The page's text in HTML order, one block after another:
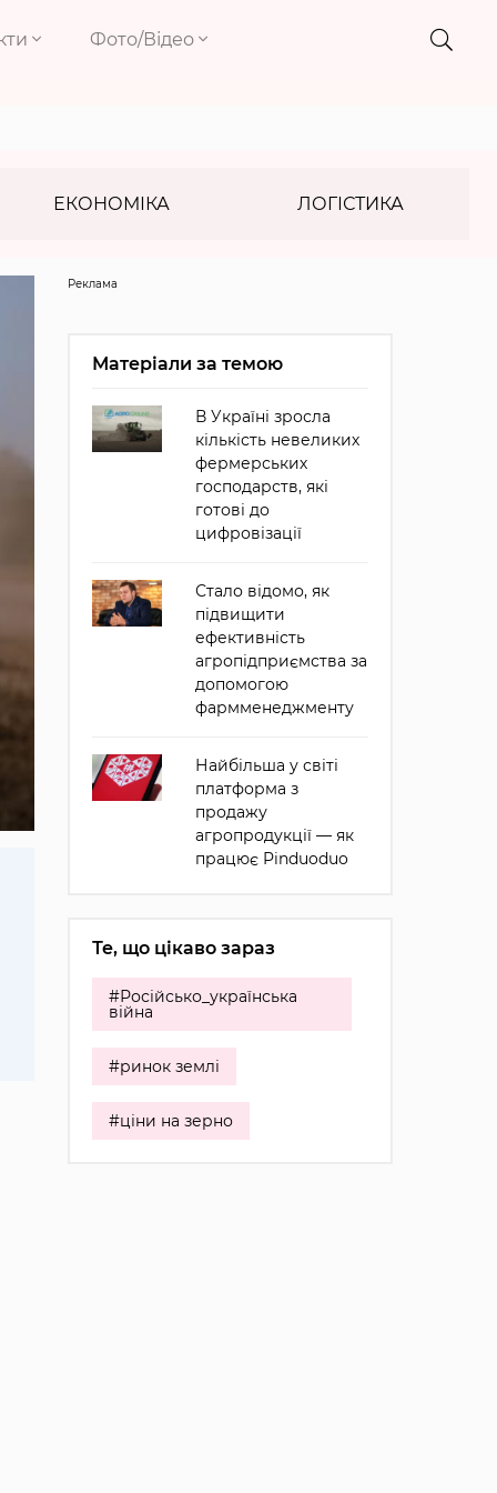
Фото/Відео
ЕКОНОМІКА ЛОГІСТИКА
Реклама
Матеріали за темою
В Україні зросла
кількість невеликих
фермерських
господарств, які
готові до
цифровізації
Стало відомо, як
підвищити
ефективність
агропідприємства за
допомогою
фармменеджменту
Найбільша у світі
платформа з
продажу
агропродукції — як
працює Pinduoduo
Те, що цікаво зараз
#Російсько_українська
війна
#ринок землі
#ціни на зерно